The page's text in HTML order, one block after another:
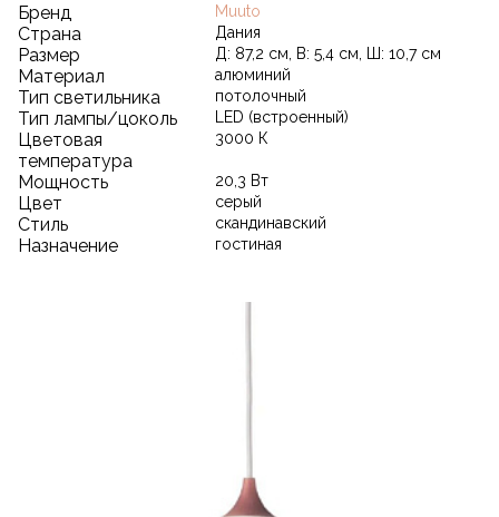
Бренд Muuto
Страна Дания
Размер Д: 87,2 см, В: 5,4 см, Ш: 10,7 см
Материал алюминий
Тип светильника потолочный
Тип лампы/цоколь LED (встроенный)
Цветовая
температура
3000 К
Мощность 20,3 Вт
Цвет серый
Стиль скандинавский
Назначение гостиная